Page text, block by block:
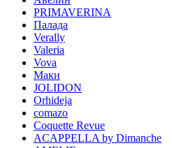
PRIMAVERINA
Палада
Verally
Valeria
Vova
Маки
JOLIDON
Orhideja
comazo
Coquette Revue
ACAPPELLA by Dimanche